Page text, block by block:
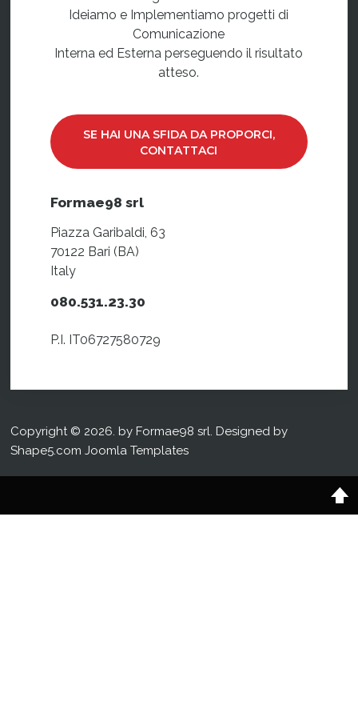
Ideiamo e Implementiamo progetti di
Comunicazione
Interna ed Esterna perseguendo il risultato
atteso.
SE HAI UNA SFIDA DA PROPORCI,
CONTATTACI
Formae98 srl
Piazza Garibaldi, 63
70122 Bari (BA)
Italy
080.531.23.30
P.I. IT06727580729
Copyright © 2026. by Formae98 srl. Designed by
Shape5.comJoomla Templates